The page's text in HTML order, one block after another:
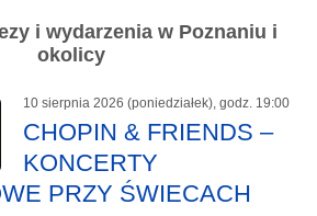
i wydarzenia w Poznaniu i
okolicy
10 sierpnia 2026 (poniedziałek), godz. 19:00
CHOPIN & FRIENDS –
KONCERTY
PRZY ŚWIECACH